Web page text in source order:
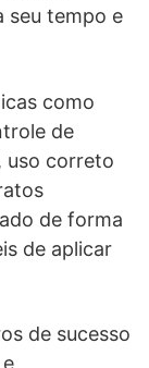
seu tempo e
como
de
uso correto
de forma
de aplicar
de sucesso